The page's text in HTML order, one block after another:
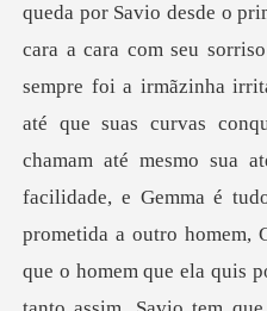
queda por Savio desde o
cara a cara com seu
sempre foi a irmãzinha
até que suas curvas
chamam at